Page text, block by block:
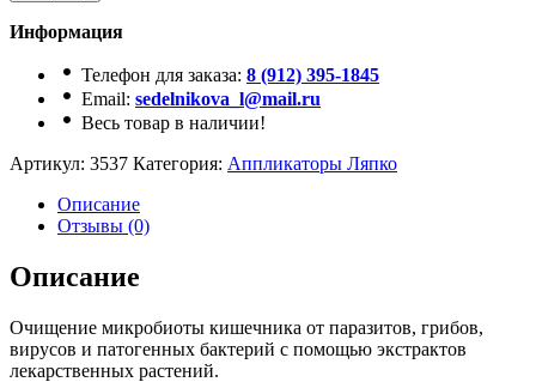
Информация
Телефон для заказа: 8 (912) 395-1845
Email: sedelnikova_l@mail.ru
Весь товар в наличии!
Артикул: 3537 Категория: Аппликаторы Ляпко
Описание
Отзывы (0)
Описание
Очищение микробиоты кишечника от паразитов, грибов,
вирусов и патогенных бактерий с помощью экстрактов
лекарственных растений.